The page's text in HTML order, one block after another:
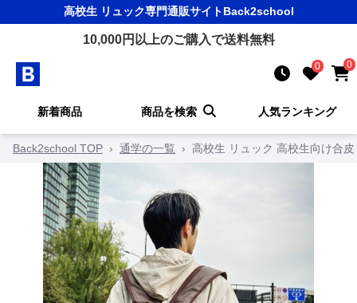
高校生 リュック専門通販サイトBack2school
10,000円以上のご購入で送料無料
0 0
新着商品 商品を検索 人気ランキング
Back2school TOP › 通学の一覧 › 高校生 リュック 高校生向け合